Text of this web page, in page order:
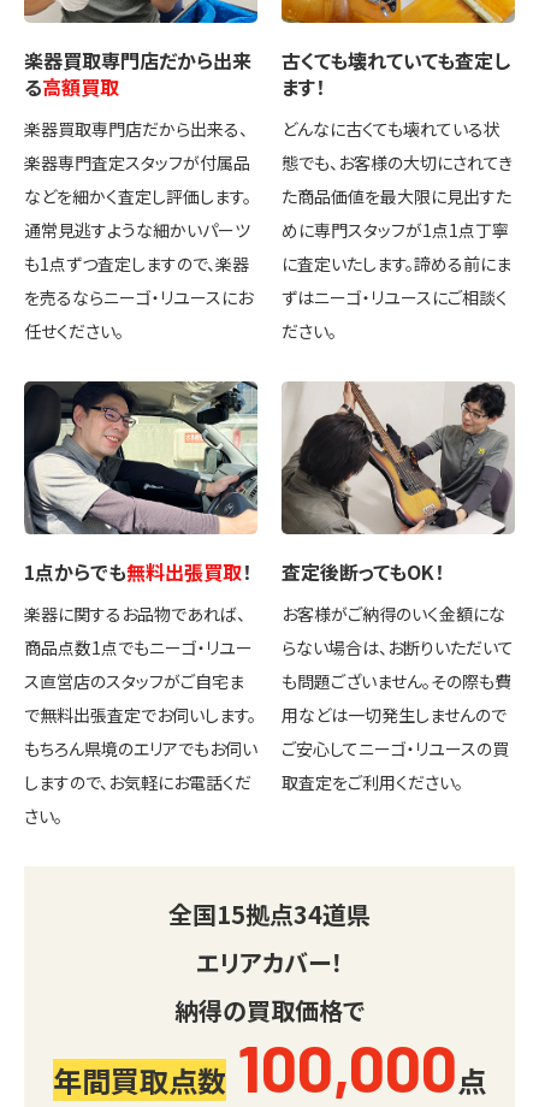
楽器買取専門店だから出来
る高額買取
楽器買取専門店だから出来る、
楽器専門査定スタッフが付属品
などを細かく査定し評価します。
通常見逃すような細かいパーツ
も1点ずつ査定しますので、楽器
を売るならニーゴ・リユースにお
任せください。
古くても壊れていても査定し
ます！
どんなに古くても壊れている状
態でも、お客様の大切にされてき
た商品価値を最大限に見出すた
めに専門スタッフが1点1点丁寧
に査定いたします。諦める前にま
ずはニーゴ・リユースにご相談く
ださい。
1点からでも無料出張買取！
楽器に関するお品物であれば、
商品点数1点でもニーゴ・リユー
ス直営店のスタッフがご自宅ま
で無料出張査定でお伺いします。
もちろん県境のエリアでもお伺い
しますので、お気軽にお電話くだ
さい。
査定後断ってもOK！
お客様がご納得のいく金額にな
らない場合は、お断りいただいて
も問題ございません。その際も費
用などは一切発生しませんので
ご安心してニーゴ・リユースの買
取査定をご利用ください。
全国15拠点34道県
エリアカバー！
納得の買取価格で
年間買取点数 100,000点